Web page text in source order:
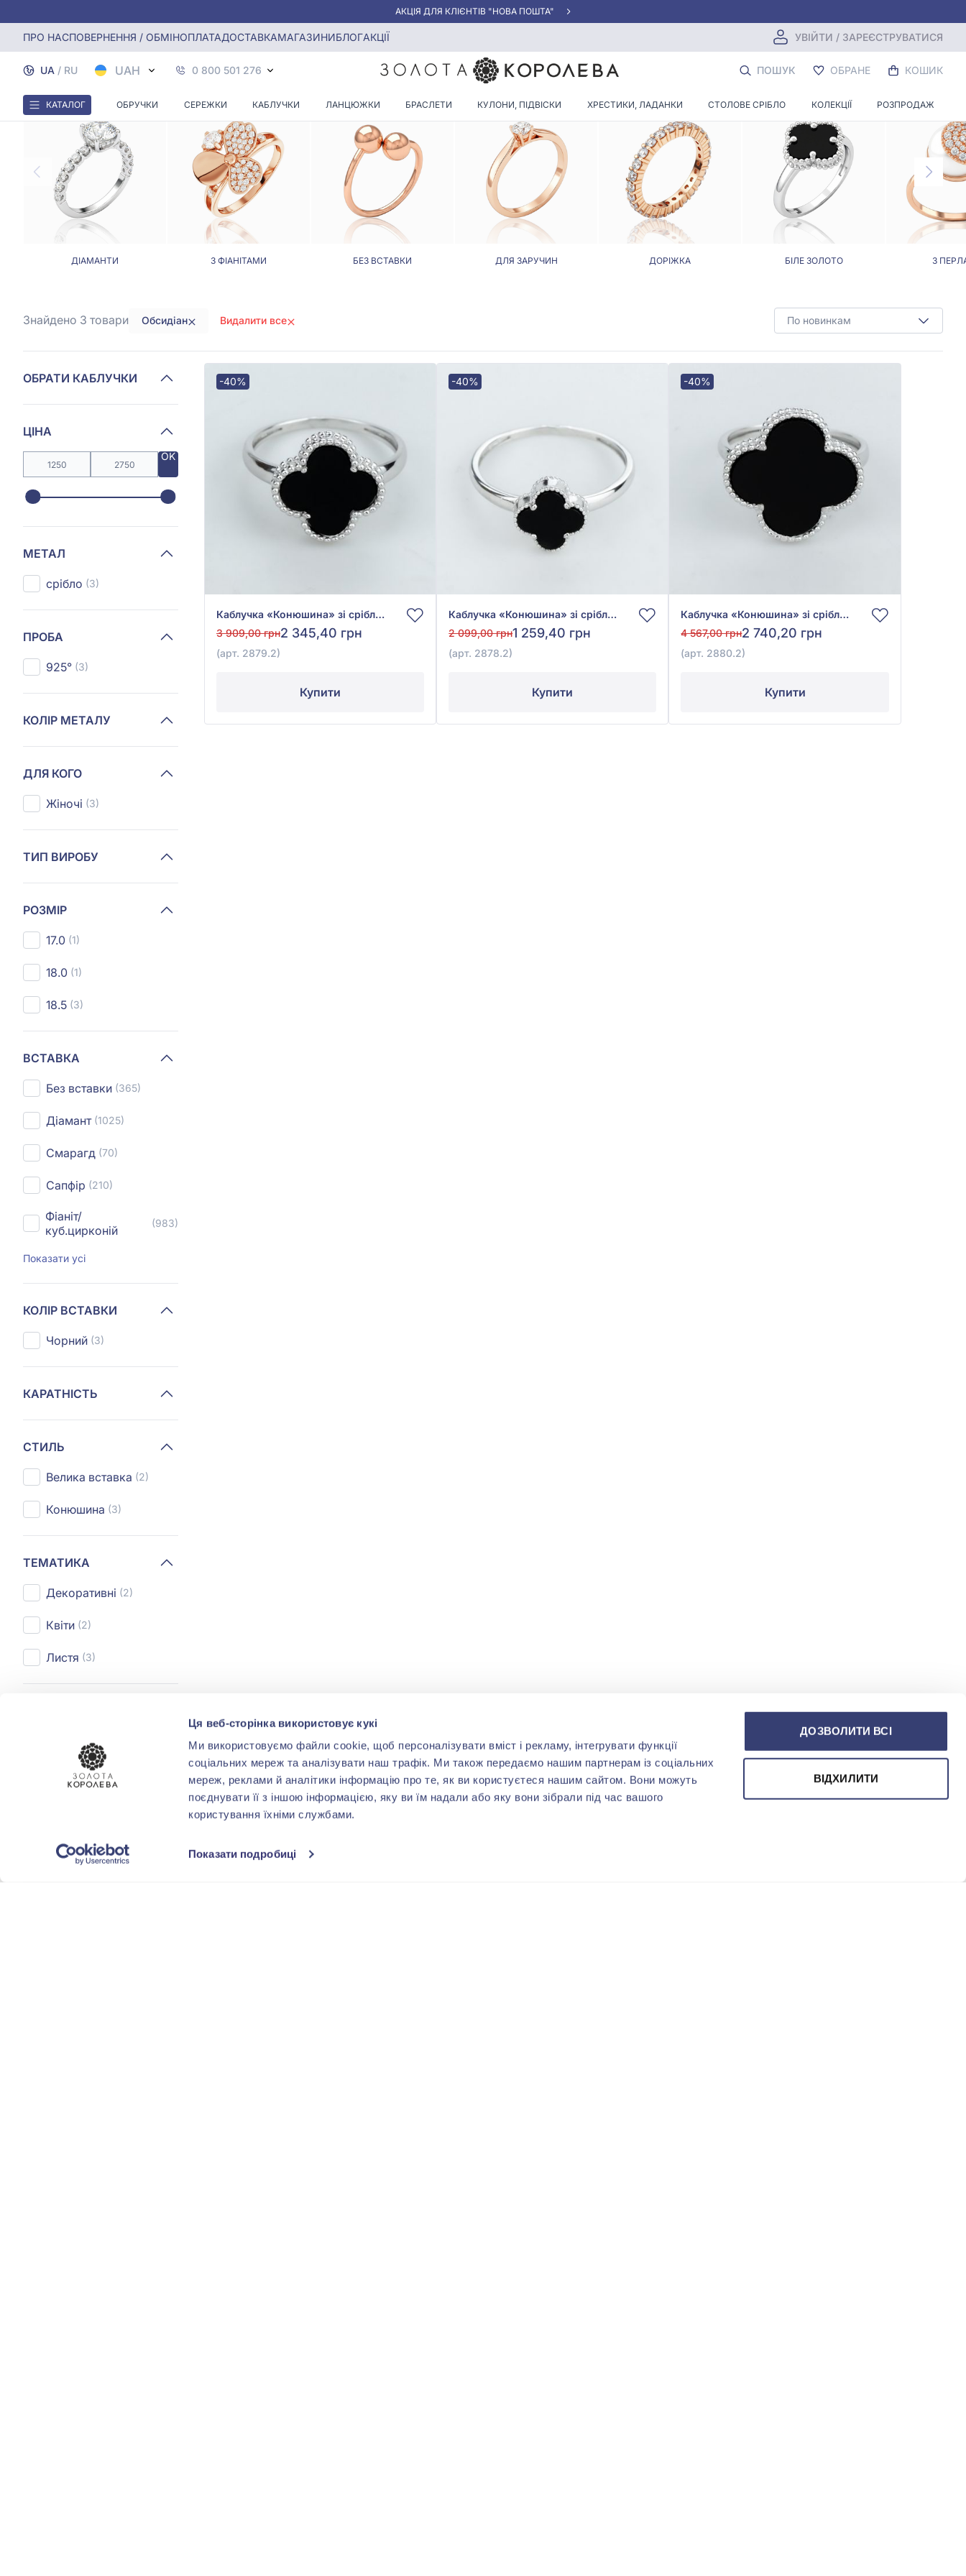
Ця веб-сторінка використовує кукі
Ми використовуємо файли cookie, щоб персоналізувати вміст і рекламу, інтегрувати функції
соціальних мереж та аналізувати наш трафік. Ми також передаємо нашим партнерам із соціальних
мереж, реклами й аналітики інформацію про те, як ви користуєтеся нашим сайтом. Вони можуть
поєднувати її з іншою інформацією, яку ви їм надали або яку вони зібрали під час вашого
користування їхніми службами.
Показати подробиці
ДОЗВОЛИТИ ВСІ
ВІДХИЛИТИ
АКЦІЯ ДЛЯ КЛІЄНТІВ "НОВА ПОШТА"
ПРО НАСПОВЕРНЕННЯ / ОБМІНОПЛАТАДОСТАВКАМАГАЗИНИБЛОГАКЦІЇ УВІЙТИ / ЗАРЕЄСТРУВАТИСЯ
UA / RU UAH 0 800 501 276 ПОШУК ОБРАНЕ КОШИК
КАТАЛОГ ОБРУЧКИ СЕРЕЖКИ КАБЛУЧКИ ЛАНЦЮЖКИ БРАСЛЕТИ КУЛОНИ, ПІДВІСКИ ХРЕСТИКИ, ЛАДАНКИ СТОЛОВЕ СРІБЛО КОЛЕКЦІЇ РОЗПРОДАЖ
Головна Каблучки Каблучки з обсидіаном
КАБЛУЧКИ З ОБСИДІАНОМ
ДІАМАНТИ З ФІАНІТАМИ БЕЗ ВСТАВКИ ДЛЯ ЗАРУЧИН ДОРІЖКА БІЛЕ ЗОЛОТО З
По новинкам
Знайдено 3 товари Обсидіан Видалити все
ОБРАТИ КАБЛУЧКИ
ЦІНА
OK
МЕТАЛ
срібло (3)
ПРОБА
925° (3)
КОЛІР МЕТАЛУ
ДЛЯ КОГО
Жіночі (3)
ТИП ВИРОБУ
РОЗМІР
17.0 (1)
18.0 (1)
18.5 (3)
ВСТАВКА
Без вставки (365)
Діамант (1025)
Смарагд (70)
Сапфір (210)
Фіаніт/
куб.цирконій
(983)
Показати усі
КОЛІР ВСТАВКИ
Чорний (3)
КАРАТНІСТЬ
СТИЛЬ
Велика вставка (2)
Конюшина (3)
ТЕМАТИКА
Декоративні (2)
Квіти (2)
Листя (3)
Родіювання
-40%
Каблучка «Конюшина» зі срібла 925° з Чорним Обсидіаном, арт. 2879.2
3 909,00 грн2 345,40 грн
(арт. 2879.2)
Купити
-40%
Каблучка «Конюшина» зі срібла 925° з Чорним Обсидіаном, арт. 2878.2
2 099,00 грн1 259,40 грн
(арт. 2878.2)
Купити
-40%
Каблучка «Конюшина» зі срібла 925° з Чорним Обсидіаном, арт. 2880.2
4 567,00 грн2 740,20 грн
(арт. 2880.2)
Купити